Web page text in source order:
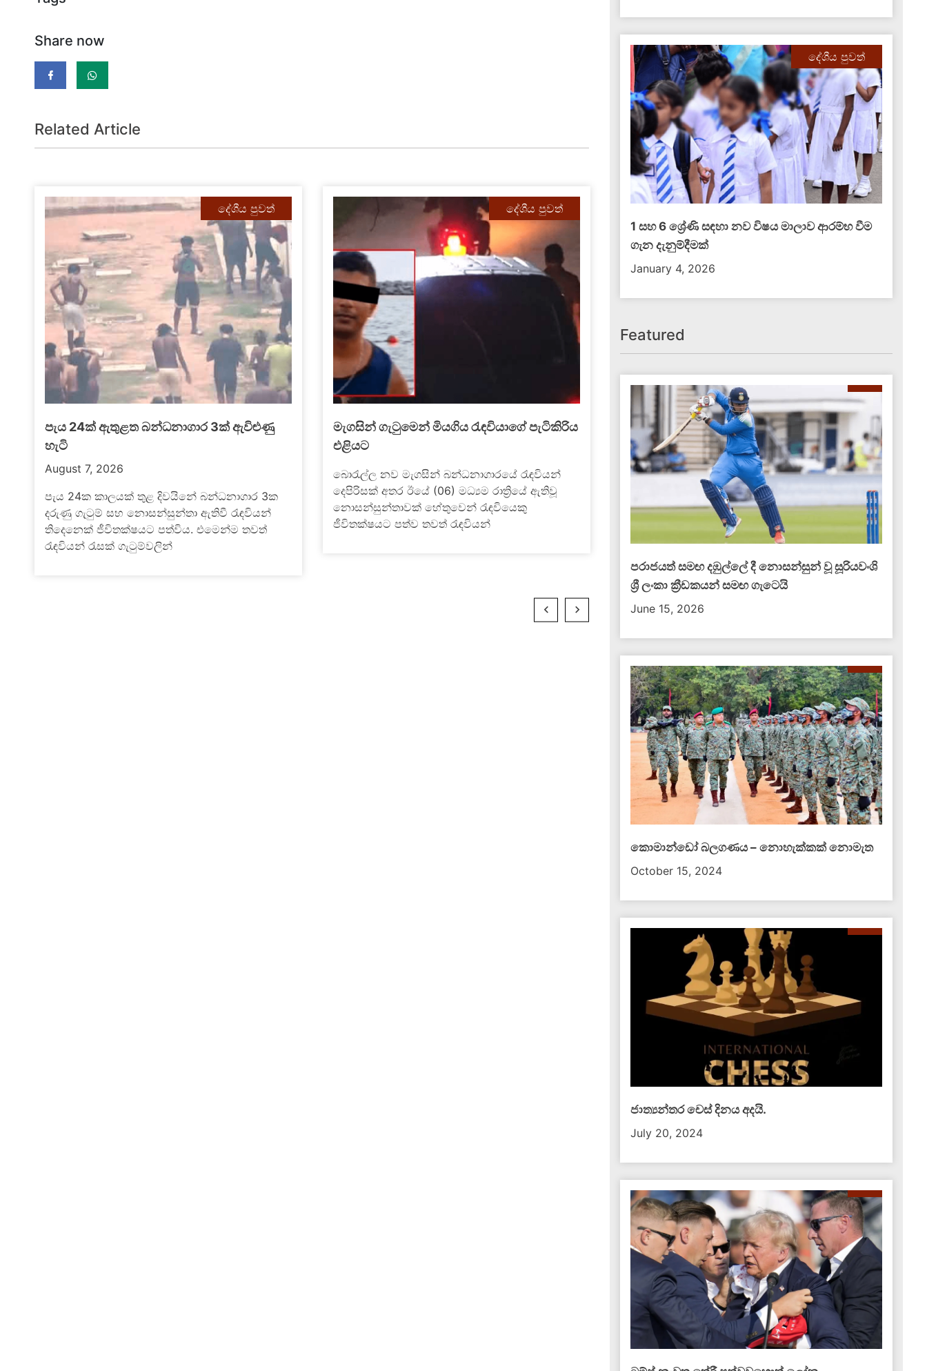
Share now
Related Article
දේශීය පුවත්
මැගසින් ගැටුමෙන් මියගිය රැඳවියාගේ පැටිකිරිය
එළියට
බොරැල්ල නව මැගසින් බන්ධනාගාරයේ රැඳවියන්
දෙපිරිසක් අතර ඊයේ (06) මධ්‍යම රාත්‍රියේ ඇතිවූ
නොසන්සුන්තාවක් හේතුවෙන් රැඳවියෙකු
ජීවිතක්ෂයට පත්ව තවත් රැඳවියන්
දේශීය පුවත්
මීගමුව බන්ධනාගාරය ලෙයින් තෙත් කළ
ගැටුමේ සම්පූර්ණ කතාව
July 5, 2026
මීගමුව බන්ධනාගාරය තුළ අද (05) දහවල් රැඳවියන්
දෙපිරිසක් අතර ඇතිවූ ගැටුම "බූරු මූණා" නම් පාතාල
කල්ලි සාමාජිකයා සමග සමීප සබඳතා පවත්වන
පැය 24ක් ඇතුළත බන්ධනාගාර 3ක් ඇවිළුණු
හැටි
August 7, 2026
පැය 24ක කාලයක් තුළ දිවයිනේ බන්ධනාගාර 3ක
දරුණු ගැටුම් සහ නොසන්සුන්තා ඇතිවී රැඳවියන්
තිදෙනෙක් ජීවිතක්ෂයට පත්විය. එමෙන්ම තවත්
රැඳවියන් රැසක් ගැටුම්වලින්
දේශීය පුවත්
1 සහ 6 ශ්‍රේණි සඳහා නව විෂය මාලාව ආරම්භ වීම
ගැන දැනුම්දීමක්
January 4, 2026
Featured
පරාජයත් සමඟ දඹුල්ලේ දී නොසන්සුන් වූ සූරියවංශි
ශ්‍රී ලංකා ක්‍රීඩකයන් සමඟ ගැටෙයි
June 15, 2026
කොමාන්ඩෝ බලගණය – නොහැක්කක් නොමැත​
October 15, 2024
ජාත්‍යන්තර චෙස් දිනය අදයි.
July 20, 2024